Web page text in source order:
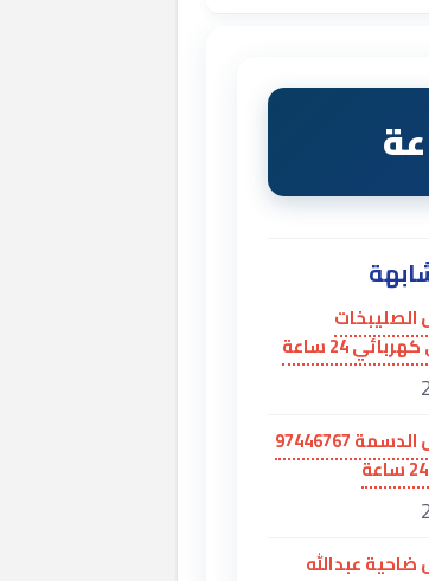
الصليبخات
كهربائي منازل الدسمة 97446767
ضاحية عبدالله